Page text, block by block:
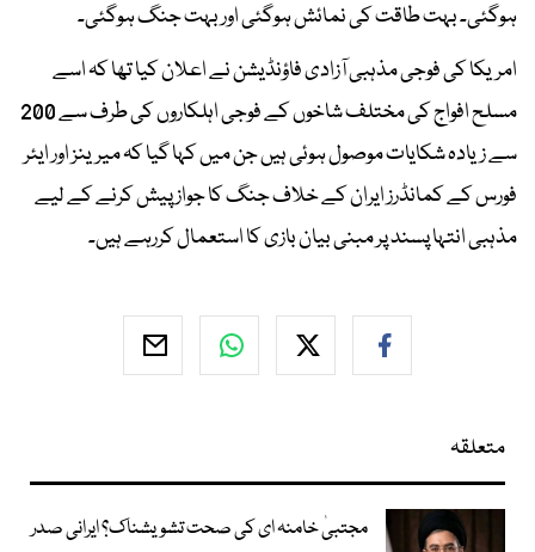
ہوگئی۔ بہت طاقت کی نمائش ہوگئی اور بہت جنگ ہوگئی۔
امریکا کی فوجی مذہبی آزادی فاؤنڈیشن نے اعلان کیا تھا کہ اسے
مسلح افواج کی مختلف شاخوں کے فوجی اہلکاروں کی طرف سے 200
سے زیادہ شکایات موصول ہوئی ہیں جن میں کہا گیا کہ میرینز اور ایئر
فورس کے کمانڈرز ایران کے خلاف جنگ کا جواز پیش کرنے کے لیے
مذہبی انتہا پسند پر مبنی بیان بازی کا استعمال کررہے ہیں۔
متعلقہ
مجتبیٰ خامنہ ای کی صحت تشویشناک؟ ایرانی صدر